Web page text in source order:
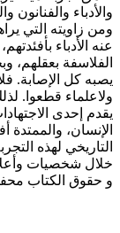
والأدباء
ومن زاويته التي
عنه الأدباء
الفلاسفة بعقلهم،
يصبه كل الإصابة.
ولاعلماء قطعوا.
يقدم إحدى
الإنسان، والممتدة
التاريخي لهذه
خلال شخصيات
و حقوق الكتاب